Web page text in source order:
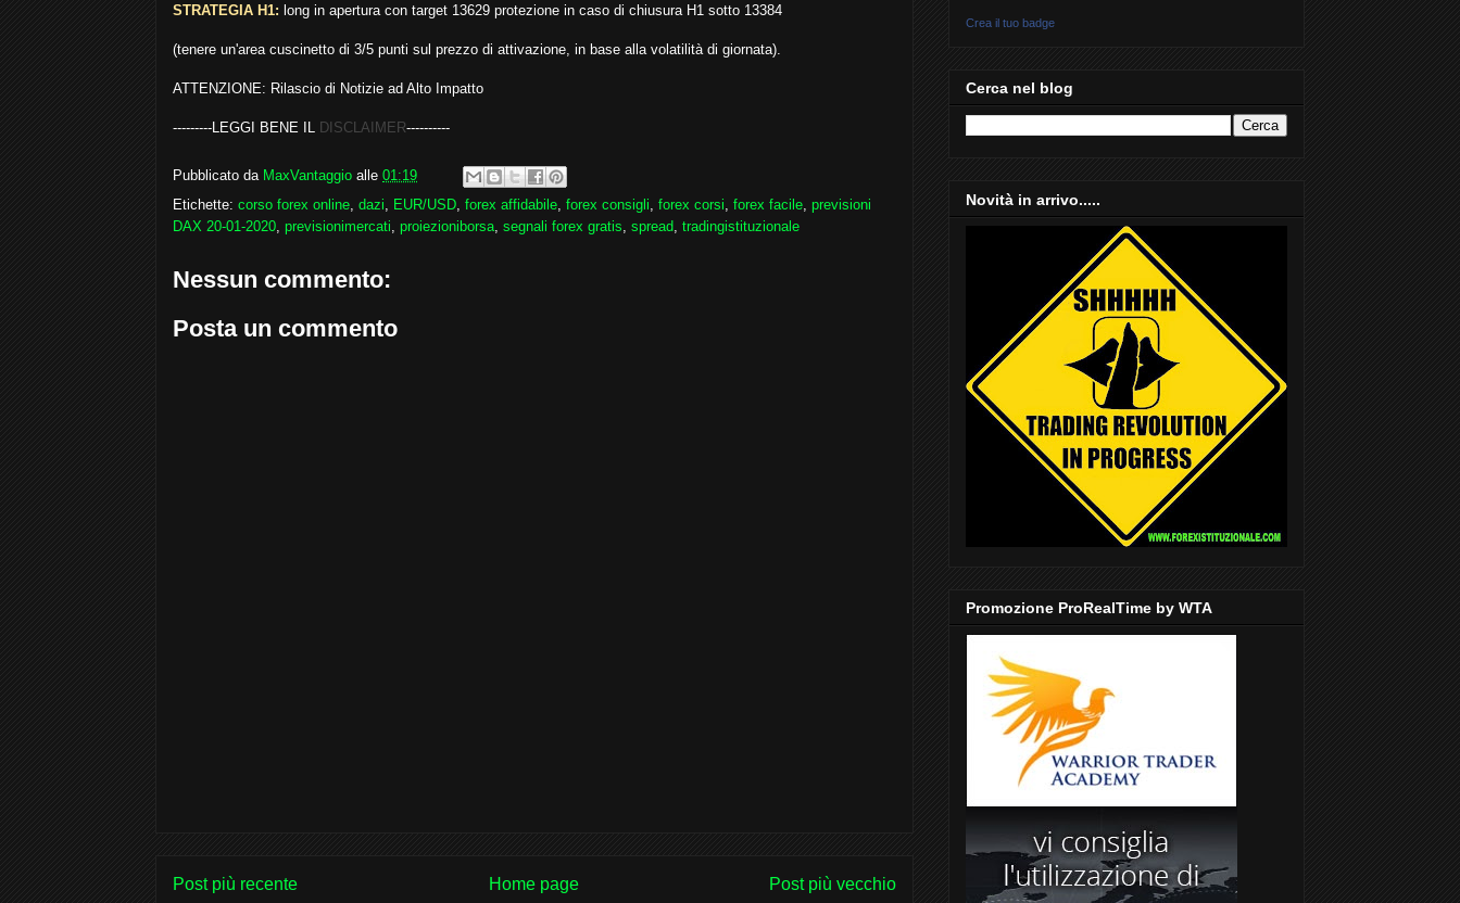
STRATEGIA H1: long in apertura con target 13629 protezione in caso di chiusura H1 sotto 13384
(tenere un'area cuscinetto di 3/5 punti sul prezzo di attivazione, in base alla volatilità di giornata).
ATTENZIONE: Rilascio di Notizie ad Alto Impatto
---------LEGGI BENE IL DISCLAIMER----------
Pubblicato da MaxVantaggio alle 01:19
Etichette: corso forex online dazi EUR/USD forex affidabile forex consigli forex corsi forex facile previsioni
DAX 20-01-2020 previsionimercati proiezioniborsa segnali forex gratis spread tradingistituzionale
Nessun commento:
Posta un commento
Post più recente Post più vecchio
Home page
Crea il tuo badge
Cerca nel blog
Novità in arrivo.....
Promozione ProRealTime by WTA